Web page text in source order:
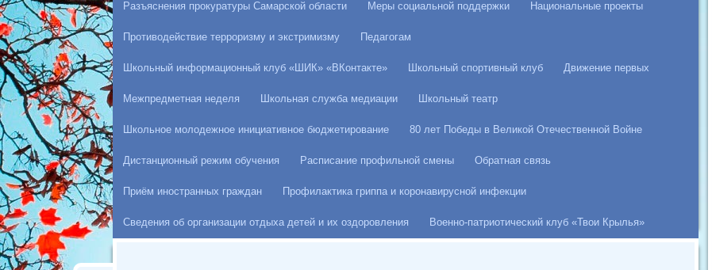
Разъяснения прокуратуры Самарской области Меры социальной поддержки Национальные проекты
Противодействие терроризму и экстримизму Педагогам
Школьный информационный клуб «ШИК» «ВКонтакте» Школьный спортивный клуб Движение первых
Межпредметная неделя Школьная служба медиации Школьный театр
Школьное молодежное инициативное бюджетирование 80 лет Победы в Великой Отечественной Войне
Дистанционный режим обучения Расписание профильной смены Обратная связь
Приём иностранных граждан Профилактика гриппа и коронавирусной инфекции
Сведения об организации отдыха детей и их оздоровления Военно-патриотический клуб «Твои Крылья»